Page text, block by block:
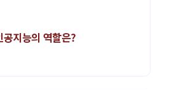
지능의 역할은?